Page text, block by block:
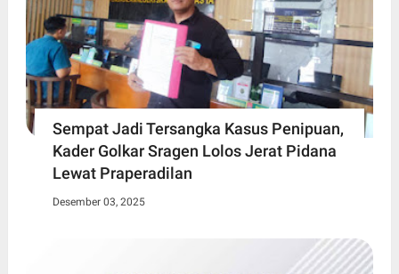
Sempat Jadi Tersangka Kasus Penipuan,
Kader Golkar Sragen Lolos Jerat Pidana
Lewat Praperadilan
Desember 03, 2025